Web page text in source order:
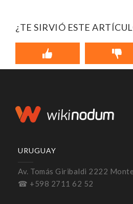
¿TE SIRVIÓ ESTE
URUGUAY
Av. Tomás Giribaldi 2222
☎ +598 2711 62 52